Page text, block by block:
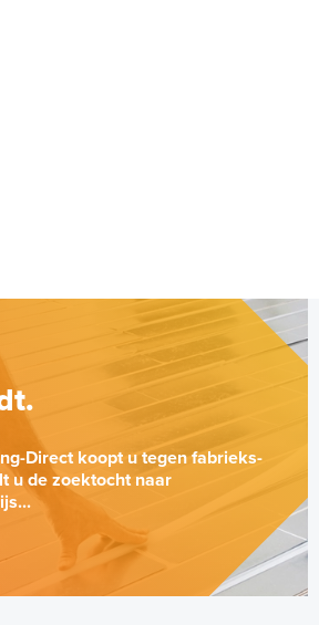
2,0
Direct koopt u tegen fabrieks-
u de zoektocht naar